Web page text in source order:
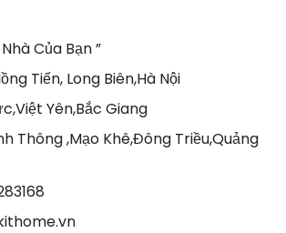
Của Bạn ”
Tiến, Long Biên,Hà Nội
Yên,Bắc Giang
Thông ,Mạo Khê,Đông Triều,Quảng